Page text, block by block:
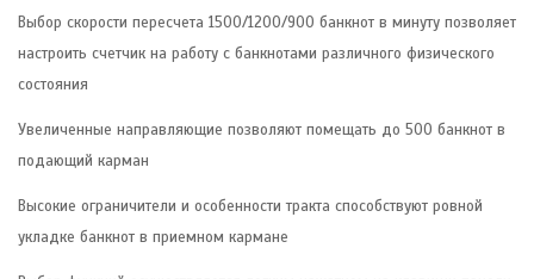
Выбор скорости пересчета 1500/1200/900 банкнот в минуту позволяет
настроить счетчик на работу с банкнотами различного физического
состояния
Увеличенные направляющие позволяют помещать до 500 банкнот в
подающий карман
Высокие ограничители и особенности тракта способствуют ровной
укладке банкнот в приемном кармане